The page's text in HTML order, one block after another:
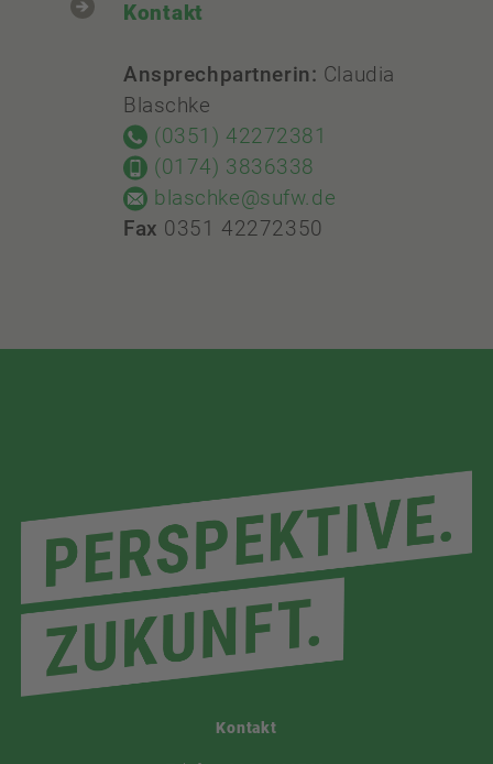
Kontakt
Ansprechpartnerin: Claudia
Blaschke
(0351) 42272381
(0174) 3836338
blaschke@sufw.de
Fax 0351 42272350
Kontakt